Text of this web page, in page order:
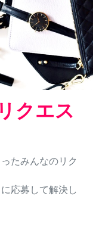
クエス
たみんなのリク
応募して解決し